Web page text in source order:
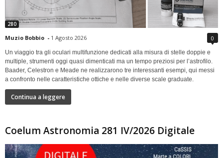
280
Muzio Bobbio - 1 Agosto 2026 0
Un viaggio tra gli oculari multifunzione dedicati alla misura di stelle doppie e
multiple, strumenti oggi quasi dimenticati ma un tempo preziosi per l’astrofilo.
Baader, Celestron e Meade ne realizzarono tre interessanti esempi, qui messi
a confronto nelle caratteristiche ottiche e nelle diverse scale graduate.
Continua a leggere
Coelum Astronomia 281 IV/2026 Digitale